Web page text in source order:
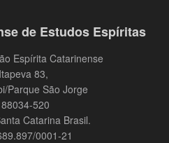
de Estudos Espíritas
Espírita Catarinense
83,
Parque São Jorge
520
Catarina Brasil.
0001-21